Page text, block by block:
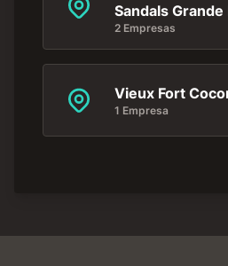
Sandals
2 Empresas
Vieux Fort
1 Empresa